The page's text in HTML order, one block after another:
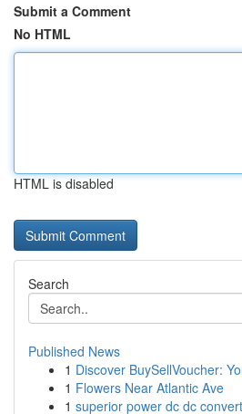
Submit a Comment
No HTML
HTML is disabled
Search
Published News
1 Discover BuySellVoucher:
1 Flowers Near Atlantic Ave
1 superior power dc dc